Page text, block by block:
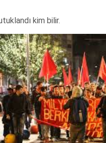
kim bilir.